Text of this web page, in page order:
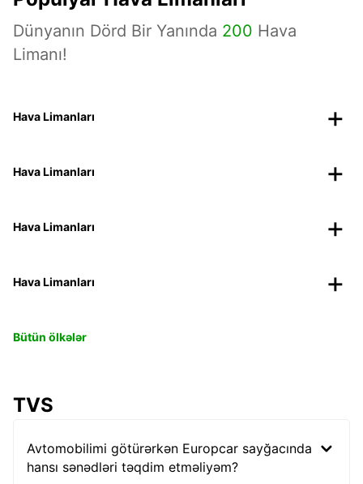
Dünyanın Dörd Bir Yanında 200 Hava
Limanı!
Hava Limanları
Hava Limanları
Hava Limanları
Hava Limanları
Bütün ölkələr
TVS
Avtomobilimi götürərkən Europcar sayğacında
hansı sənədləri təqdim etməliyəm?